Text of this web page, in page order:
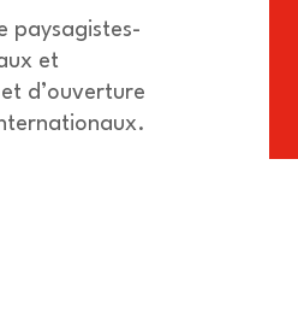
paysagistes-
et
d’ouverture